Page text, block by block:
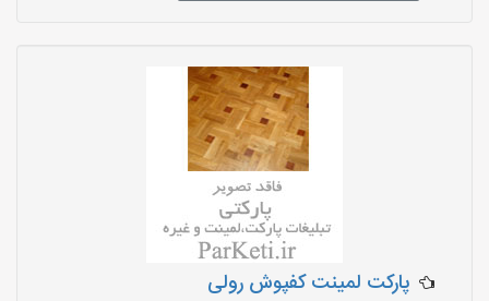
پارکت لمینت کفپوش رولی